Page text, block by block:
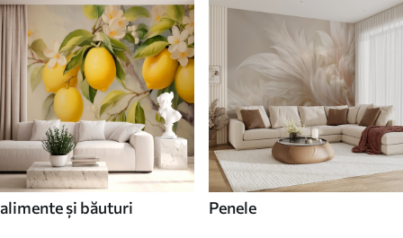
alimente și băuturi Penele